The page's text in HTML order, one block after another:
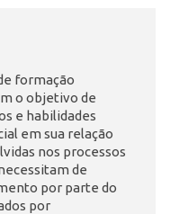
formação
o objetivo de
e habilidades
em sua relação
nos processos
de
por parte do
por